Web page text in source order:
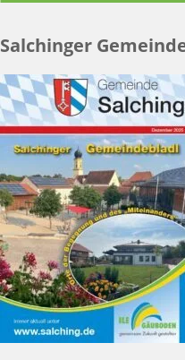
Salchinger